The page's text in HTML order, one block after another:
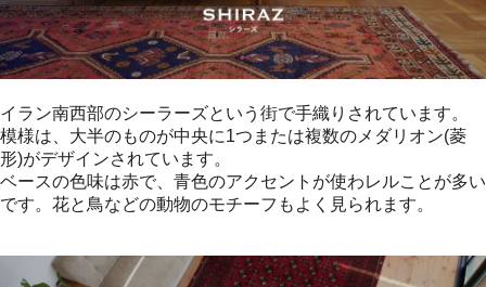
イラン南西部のシーラーズという街で手織りされています。
模様は、大半のものが中央に1つまたは複数のメダリオン(菱
形)がデザインされています。
ベースの色味は赤で、青色のアクセントが使わレルことが多い
です。花と鳥などの動物のモチーフもよく見られます。